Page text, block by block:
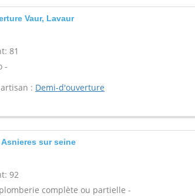
Vaur, Lavaur
81
-
: Demi-d'ouverture
sur seine
92
complète ou partielle -